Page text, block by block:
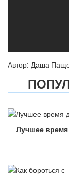
Автор: Даша
Лучшее время